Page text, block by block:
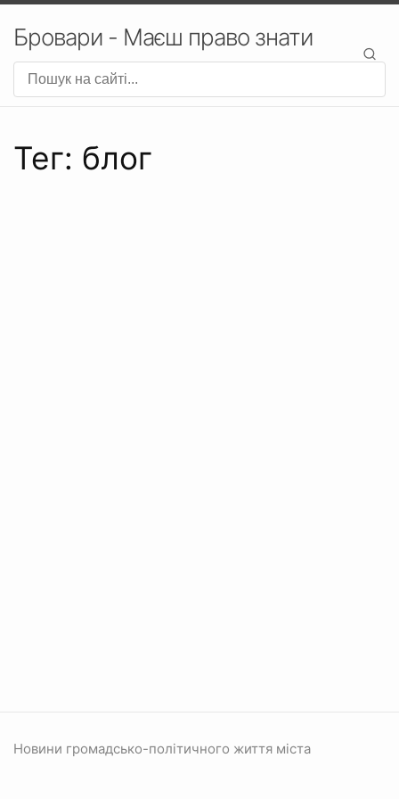
Бровари - Маєш право знати
Тег: блог
Новини громадсько-політичного життя міста